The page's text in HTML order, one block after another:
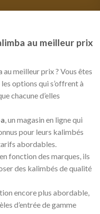
au meilleur prix
meilleur prix ? Vous êtes
options qui s’offrent à
chacune d’elles
, un magasin en ligne qui
pour leurs kalimbés
abordables.
fonction des marques, ils
des kalimbés de qualité
encore plus abordable,
d’entrée de gamme